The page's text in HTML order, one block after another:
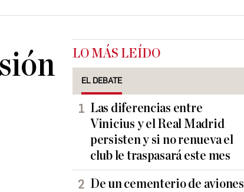
LO MÁS LEÍDO
EL DEBATE
Las diferencias entre
Vinicius y el Real Madrid
persisten y si no renueva el
club le traspasará este mes
De un cementerio de aviones